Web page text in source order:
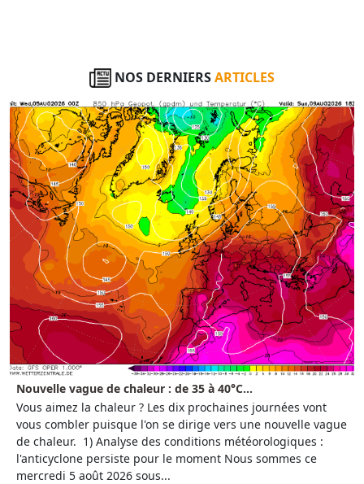
NOS DERNIERSARTICLES
Nouvelle vague de chaleur : de 35 à 40°C...
Vous aimez la chaleur ? Les dix prochaines journées vont
vous combler puisque l'on se dirige vers une nouvelle vague
de chaleur. 1) Analyse des conditions météorologiques :
l'anticyclone persiste pour le moment Nous sommes ce
mercredi 5 août 2026 sous...